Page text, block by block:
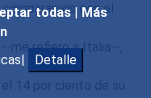
todas |Más
Detalle
con el
me refiero a Italia--,
14 por ciento de su